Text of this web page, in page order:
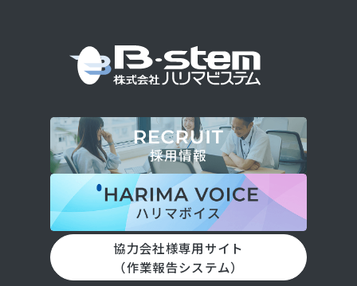
協力会社様専用サイト
（作業報告システム）